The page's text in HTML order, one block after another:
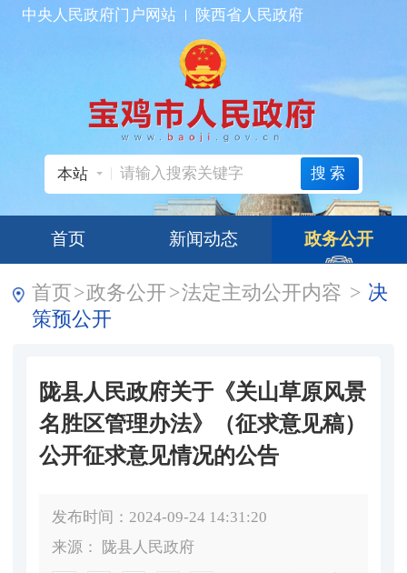
中央人民政府门户网站 陕西省人民政府
本站 搜索
首页 新闻动态 政务公开
首页>政务公开 >法定主动公开内容 > 决
策预公开
陇县人民政府关于《关山草原风景
名胜区管理办法》（征求意见稿）
公开征求意见情况的公告
发布时间：2024-09-24 14:31:20
来源： 陇县人民政府